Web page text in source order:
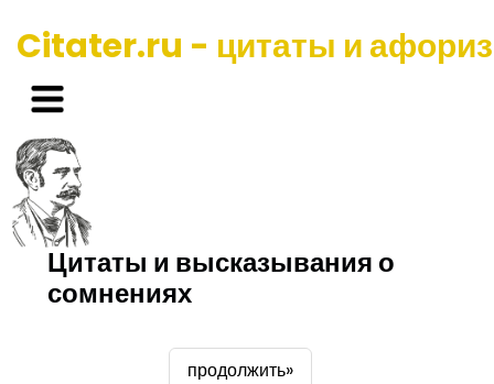
Citater.ru - цитаты и
Цитаты и высказывания о
сомнениях
продолжить»